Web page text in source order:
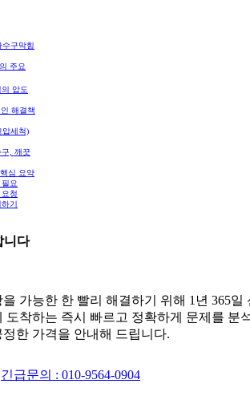
수구막힘
주요
압도
해결책
압세척)
구, 깨끗
심 요약
요
청
기
니다
가능한 한 빨리 해결하기 위해 1년 365일
도착하는 즉시 빠르고 정확하게 문제를 분
한 가격을 안내해 드립니다.
긴급문의 : 010-9564-0904